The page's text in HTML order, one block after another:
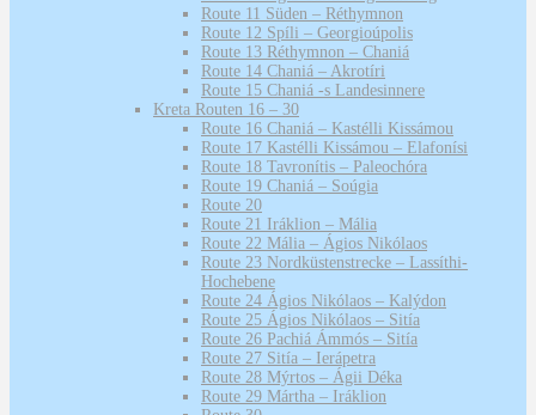
Route 11 Süden – Réthymnon
Route 12 Spíli – Georgioúpolis
Route 13 Réthymnon – Chaniá
Route 14 Chaniá – Akrotíri
Route 15 Chaniá -s Landesinnere
Kreta Routen 16 – 30
Route 16 Chaniá – Kastélli Kissámou
Route 17 Kastélli Kissámou – Elafonísi
Route 18 Tavronítis – Paleochóra
Route 19 Chaniá – Soúgia
Route 20
Route 21 Iráklion – Mália
Route 22 Mália – Ágios Nikólaos
Route 23 Nordküstenstrecke – Lassíthi-
Hochebene
Route 24 Ágios Nikólaos – Kalýdon
Route 25 Ágios Nikólaos – Sitía
Route 26 Pachiá Ámmós – Sitía
Route 27 Sitía – Ierápetra
Route 28 Mýrtos – Ágii Déka
Route 29 Mártha – Iráklion